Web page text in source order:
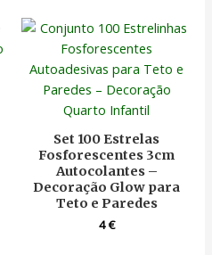
Set 100 Estrelas
Fosforescentes 3cm
Autocolantes –
Decoração Glow para
Teto e Paredes
4€